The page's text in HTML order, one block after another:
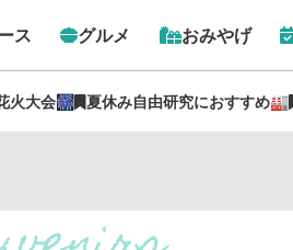
ス グルメ おみやげ
火大会🎆 夏休み自由研究におすすめ🏭